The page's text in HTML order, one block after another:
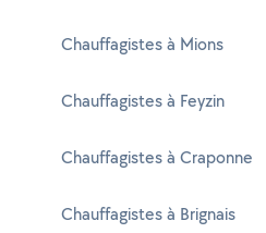
Chauffagistes à Mions
Chauffagistes à Feyzin
Chauffagistes à Craponne
Chauffagistes à Brignais